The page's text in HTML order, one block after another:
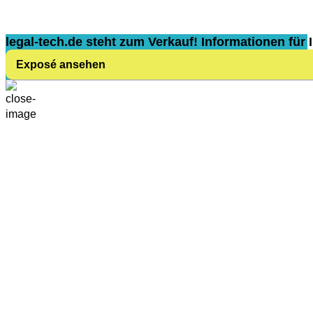
legal-tech.de steht zum Verkauf! Informationen für
Exposé ansehen